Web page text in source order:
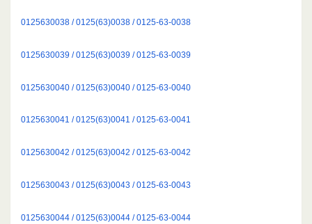
0125630038 / 0125(63)0038 / 0125-63-0038
0125630039 / 0125(63)0039 / 0125-63-0039
0125630040 / 0125(63)0040 / 0125-63-0040
0125630041 / 0125(63)0041 / 0125-63-0041
0125630042 / 0125(63)0042 / 0125-63-0042
0125630043 / 0125(63)0043 / 0125-63-0043
0125630044 / 0125(63)0044 / 0125-63-0044